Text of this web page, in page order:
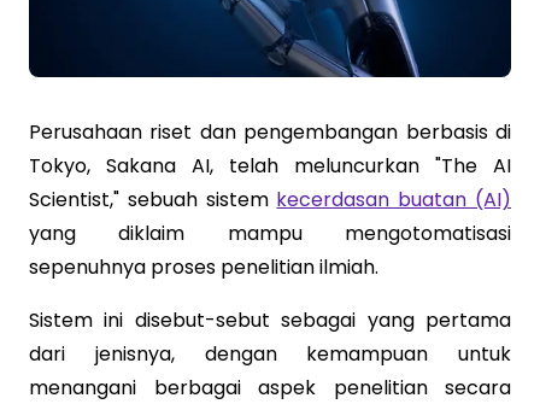
Perusahaan riset dan pengembangan berbasis di
Tokyo, Sakana AI, telah meluncurkan "The AI
Scientist," sebuah sistem kecerdasan buatan (AI)
yang diklaim mampu mengotomatisasi
sepenuhnya proses penelitian ilmiah.
Sistem ini disebut-sebut sebagai yang pertama
dari jenisnya, dengan kemampuan untuk
menangani berbagai aspek penelitian secara